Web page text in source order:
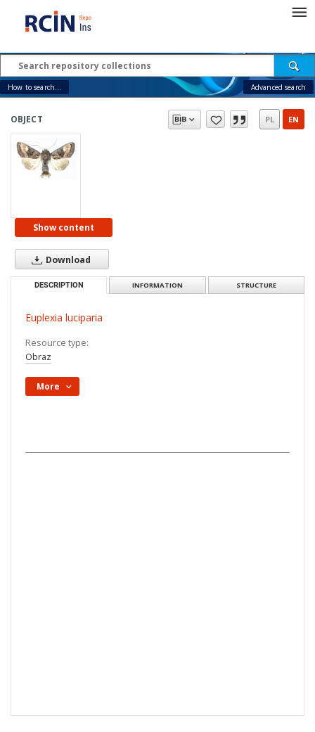
How to search... Advanced search
OBJECT PL EN
Show content
Download
DESCRIPTION INFORMATION STRUCTURE
Euplexia luciparia
Resource type:
Obraz
More